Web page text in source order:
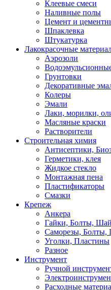
Клеевые смеси
Наливные полы
Цемент и
Шпаклевка
Штукатурка
Лакокрасочные
Аэрозоли
Грунтовки
Декоративные
Колеры
Эмали
Лаки, морилки,
Масляные краски
Растворители
Строительная химия
Антисептики,
Герметики, клея
Жидкое стекло
Монтажная пена
Пластификаторы
Смазки
Крепеж
Анкера
Гайки, Болты,
Саморезы,
Уголки, Пластины
Разное
Инструмент
Ручной
Расходные